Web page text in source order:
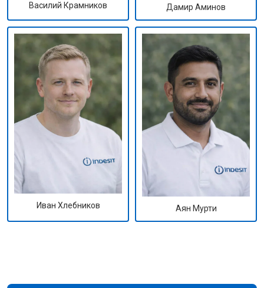
Василий Крамников Дамир Аминов
Иван Хлебников Аян Мурти